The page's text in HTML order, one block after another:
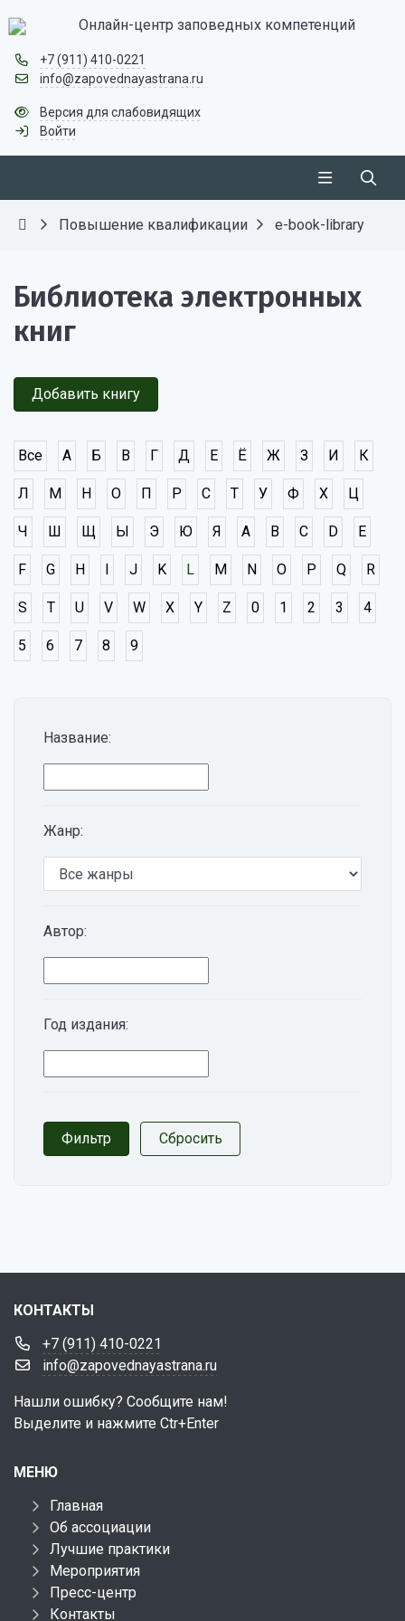
Онлайн-центр заповедных компетенций
+7 (911) 410-0221
info@zapovednayastrana.ru
Версия для слабовидящих
Войти
Повышение квалификации e-book-library
Название:
Жанр:
Автор:
Год издания:
Библиотека электронных
книг
Добавить книгу
Все А Б В Г Д Е Ё Ж З И К
Л М Н О П Р С Т У Ф Х Ц
Ч Ш Щ Ы Э Ю Я A B C D E
F G H I J K L M N O P Q R
S T U V W X Y Z 0 1 2 3 4
5 6 7 8 9
КОНТАКТЫ
+7 (911) 410-0221
info@zapovednayastrana.ru
Нашли ошибку? Сообщите нам!
Выделите и нажмите Ctr+Enter
МЕНЮ
Главная
Об ассоциации
Лучшие практики
Мероприятия
Пресс-центр
Контакты